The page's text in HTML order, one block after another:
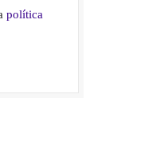
política